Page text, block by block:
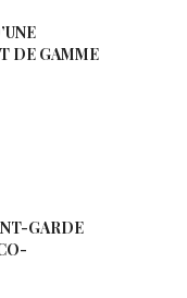
DE GAMME
GARDE